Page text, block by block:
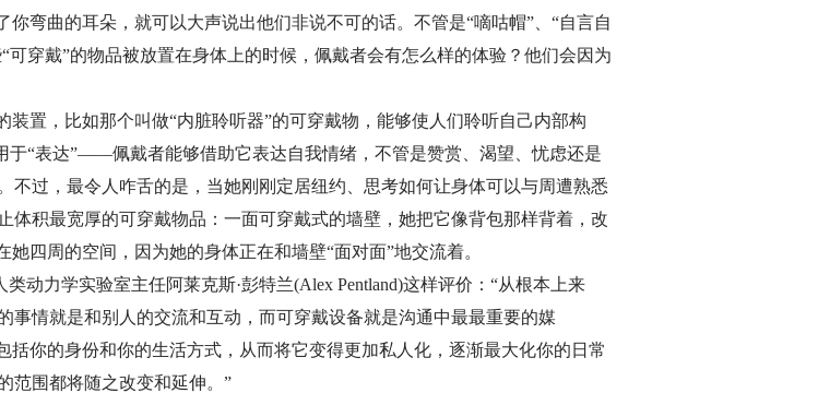
弯曲的耳朵，就可以大声说出他们非说不可的话。不管是“嘀咕帽”、“自言自
穿戴”的物品被放置在身体上的时候，佩戴者会有怎么样的体验？他们会因为
置，比如那个叫做“内脏聆听器”的可穿戴物，能够使人们聆听自己内部构
于“表达”——佩戴者能够借助它表达自我情绪，不管是赞赏、渴望、忧虑还是
不过，最令人咋舌的是，当她刚刚定居纽约、思考如何让身体可以与周遭熟悉
体积最宽厚的可穿戴物品：一面可穿戴式的墙壁，她把它像背包那样背着，改
四周的空间，因为她的身体正在和墙壁“面对面”地交流着。
动力学实验室主任阿莱克斯·彭特兰(Alex Pentland)这样评价：“从根本上来
事情就是和别人的交流和互动，而可穿戴设备就是沟通中最最重要的媒
你的身份和你的生活方式，从而将它变得更加私人化，逐渐最大化你的日常
范围都将随之改变和延伸。”